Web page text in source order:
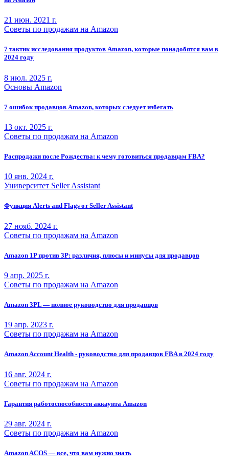
21 июн. 2021 г.
Советы по продажам на Amazon
7 тактик исследования продуктов Amazon, которые понадобятся вам в
2024 году
8 июл. 2025 г.
Основы Amazon
7 ошибок продавцов Amazon, которых следует избегать
13 окт. 2025 г.
Советы по продажам на Amazon
Распродажи после Рождества: к чему готовиться продавцам FBA?
10 янв. 2024 г.
Университет Seller Assistant
Функция Alerts and Flags от Seller Assistant
27 нояб. 2024 г.
Советы по продажам на Amazon
Amazon 1P против 3P: различия, плюсы и минусы для продавцов
9 апр. 2025 г.
Советы по продажам на Amazon
Amazon 3PL — полное руководство для продавцов
19 апр. 2023 г.
Советы по продажам на Amazon
Amazon Account Health - руководство для продавцов FBA в 2024 году
16 авг. 2024 г.
Советы по продажам на Amazon
Гарантия работоспособности аккаунта Amazon
29 авг. 2024 г.
Советы по продажам на Amazon
Amazon ACOS — все, что вам нужно знать